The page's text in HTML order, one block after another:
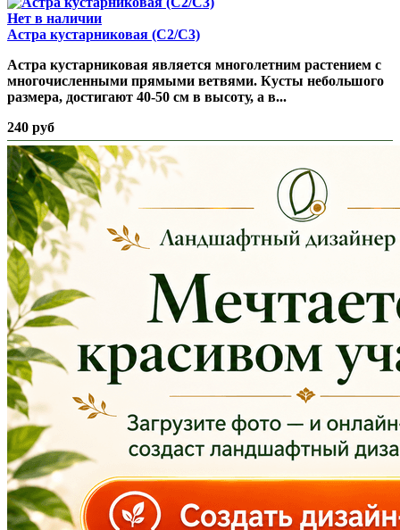
Нет в наличии
Астра кустарниковая (С2/С3)
Астра кустарниковая является многолетним растением с
многочисленными прямыми ветвями. Кусты небольшого
размера, достигают 40-50 см в высоту, а в...
240 руб